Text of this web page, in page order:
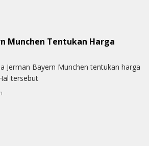
Munchen Tentukan Harga
Jerman Bayern Munchen tentukan harga
tersebut